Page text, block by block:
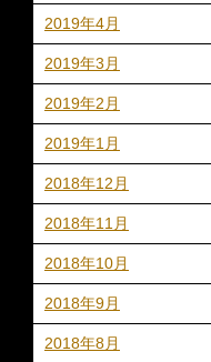
2019年4月
2019年3月
2019年2月
2019年1月
2018年12月
2018年11月
2018年10月
2018年9月
2018年8月